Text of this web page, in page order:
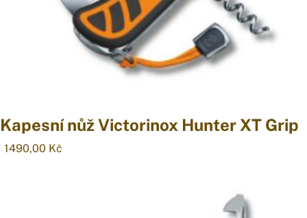
Kapesní nůž Victorinox Hunter XT Grip
1490,00 Kč